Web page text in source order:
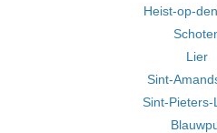
Heist-op-
Lier
Sint-
Sint-Pieters-